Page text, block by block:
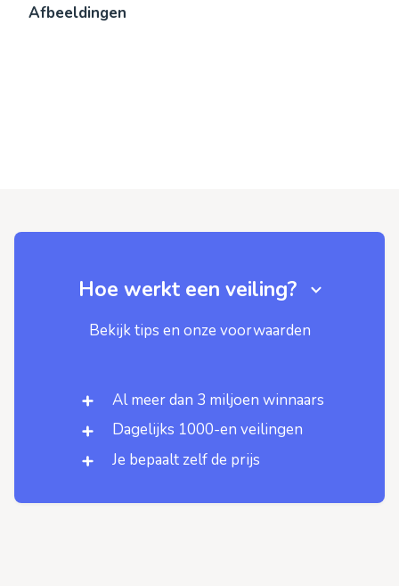
Afbeeldingen
Hoe werkt een veiling?
Bekijk tips en onze voorwaarden
Al meer dan 3 miljoen winnaars
Dagelijks 1000-en veilingen
Je bepaalt zelf de prijs